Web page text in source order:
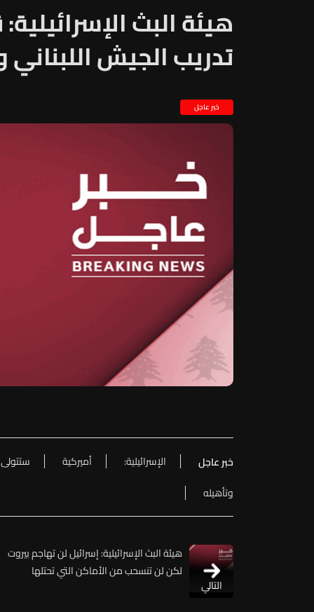
هيئة البث
تدريب الجيش اللبناني
خبر عاجل
خبر عاجل الإسرائيلية: أميركية ستتولى
وتأهيله
التالي
هيئة البث الإسرائيلية: إسرائيل لن تهاجم بيروت
لكن لن تنسحب من الأماكن التي تحتلها